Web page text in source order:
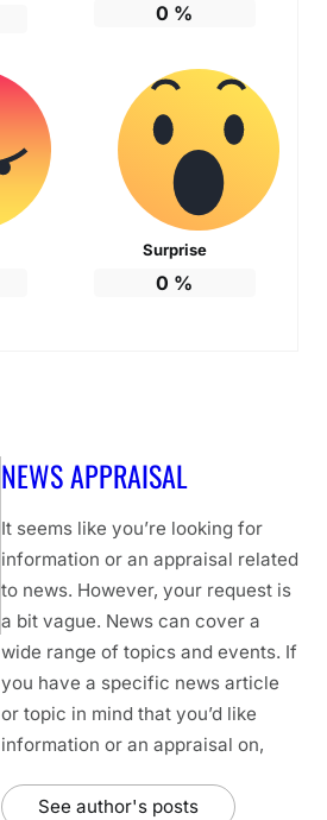
0 %
Surprise
0 %
NEWS APPRAISAL
It seems like you’re looking for
information or an appraisal related
to news. However, your request is
a bit vague. News can cover a
wide range of topics and events. If
you have a specific news article
or topic in mind that you’d like
information or an appraisal on,
See author's posts